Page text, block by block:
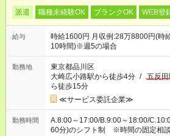
派遣 職種未経験OK ブランクOK WEB登
給与
時給1600円 月収例:28万8800円(時
10時間)※週5の場合
勤務地
東京都品川区
大崎広小路駅から徒歩4分 / 五反
ら徒歩15分
≪サービス委託企業≫
勤務時間
A.8:00～17:00/B.9:00～18:00/
60分)のシフト制 ※時間の固定相談